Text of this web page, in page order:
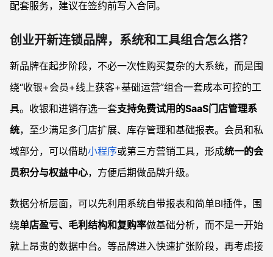
配套服务，建议在签约前写入合同。
创业开新连锁品牌，系统和工具组合怎么搭？
新品牌在起步阶段，不必一次性购买复杂的大系统，而是围
绕“收银+会员+线上获客+基础运营”组合一套成本可控的工
具。收银和进销存选一套支持免费试用的SaaS门店管理系
统，至少满足多门店扩展、库存管理和基础报表。会员和私
域部分，可以借助小程序或第三方营销工具，形成统一的会
员积分与权益中心，方便后期做品牌升级。
数据分析层面，可以先利用系统自带报表和简单BI插件，围
绕单店盈亏、毛利结构和复购率做基础分析，而不是一开始
就上昂贵的数据中台。等品牌进入快速扩张阶段，再考虑接